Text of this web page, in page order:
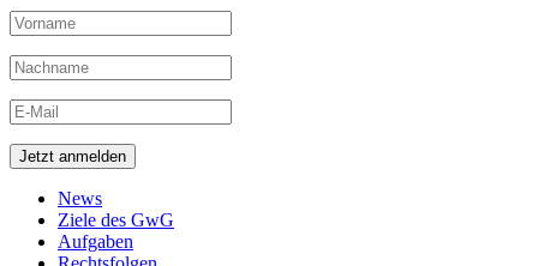
News
Ziele des GwG
Aufgaben